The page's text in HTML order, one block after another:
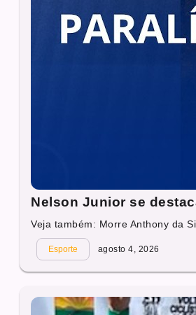
Nelson Junior se
Veja também: Morre Anthony da
Esporte agosto 4, 2026